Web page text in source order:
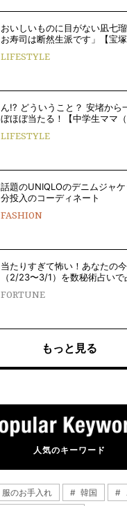
おいしいものに目がない凪七
お寿司は断然生派です」【宝
LIFESTYLE
ん!? どういうこと？ 安堵から
ぼほぼ当たる！【中学生ママ
LIFESTYLE
話題のUNIQLOのデニムジャ
分投入のコーディネート
FASHION
当たりすぎて怖い！あなたの
（2/23〜3/1）を数秘術占いで
FORTUNE
もっと見る
人気のキーワード
服のお手入れ 韓国